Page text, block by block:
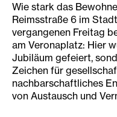
Wie stark das
Reimsstraße 6 im
vergangenen Freitag
am Veronaplatz: Hier
Jubiläum gefeiert,
Zeichen für
nachbarschaftliches
von Austausch und